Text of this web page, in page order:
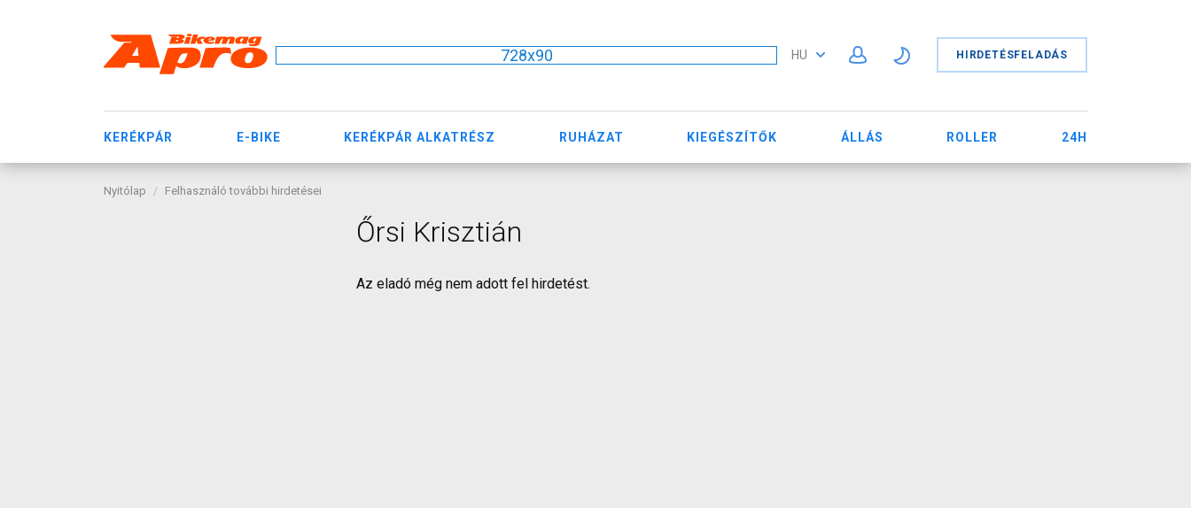
728x90 HU HIRDETÉSFELADÁS
KERÉKPÁR E-BIKE KERÉKPÁR ALKATRÉSZ RUHÁZAT KIEGÉSZÍTŐK ÁLLÁS ROLLER 24H
Nyitólap Felhasználó további hirdetései
Őrsi Krisztián
Az eladó még nem adott fel hirdetést.